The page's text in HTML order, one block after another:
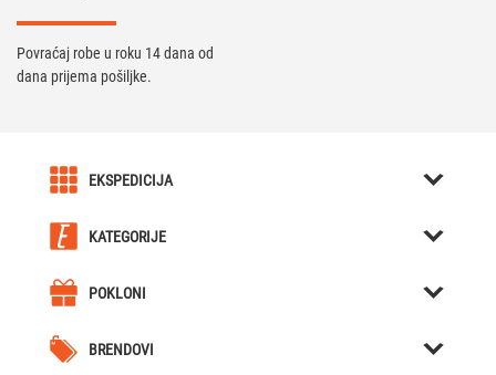
Povraćaj robe u roku 14 dana od
dana prijema pošiljke.
EKSPEDICIJA
Karijera u Ekspediciji
Uslovi kupovine
Celokupna ponuda
KATEGORIJE
Kutije za Satove / Nakit
Hjumidori / Breneri / Piksle / Sekači za tompuse
POKLONI
Poklon za dečka
BRENDOVI